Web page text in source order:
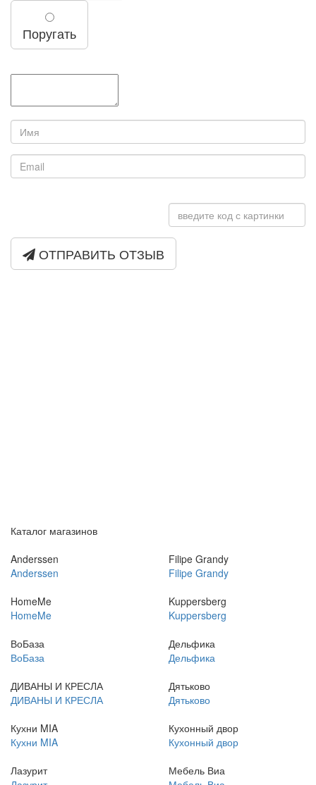
Поругать
ОТПРАВИТЬ ОТЗЫВ
Каталог магазинов
Anderssen
Anderssen
Filipe Grandy
Filipe Grandy
HomeMe
HomeMe
Kuppersberg
Kuppersberg
ВоБаза
ВоБаза
Дельфика
Дельфика
ДИВАНЫ И КРЕСЛА
ДИВАНЫ И КРЕСЛА
Дятьково
Дятьково
Кухни MIA
Кухни MIA
Кухонный двор
Кухонный двор
Лазурит
Мебель Виа